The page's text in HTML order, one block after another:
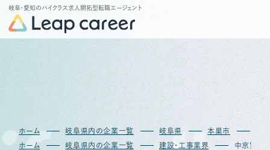
岐阜・愛知のハイクラス求人開拓型転職エージェント
ホーム 岐阜県内の企業一覧 岐阜県 本巣市
ホーム
岐阜県内の企業一覧 建設・工事業界 中京実業